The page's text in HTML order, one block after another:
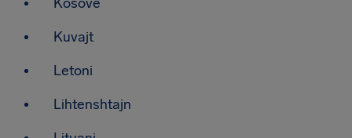
Kuvajt
Letoni
Lihtenshtajn